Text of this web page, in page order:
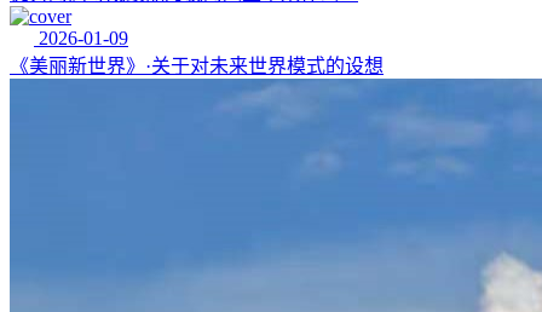
2026-01-09
《美丽新世界》·关于对未来世界模式的设想